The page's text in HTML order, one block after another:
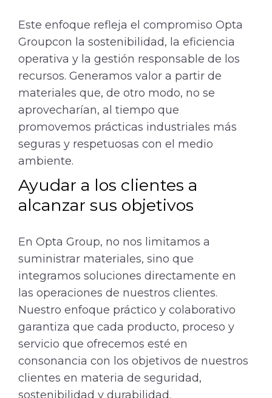
Este enfoque refleja el compromiso Opta
Groupcon la sostenibilidad, la eficiencia
operativa y la gestión responsable de los
recursos. Generamos valor a partir de
materiales que, de otro modo, no se
aprovecharían, al tiempo que
promovemos prácticas industriales más
seguras y respetuosas con el medio
ambiente.
Ayudar a los clientes a
alcanzar sus objetivos
En Opta Group, no nos limitamos a
suministrar materiales, sino que
integramos soluciones directamente en
las operaciones de nuestros clientes.
Nuestro enfoque práctico y colaborativo
garantiza que cada producto, proceso y
servicio que ofrecemos esté en
consonancia con los objetivos de nuestros
clientes en materia de seguridad,
sostenibilidad y durabilidad.